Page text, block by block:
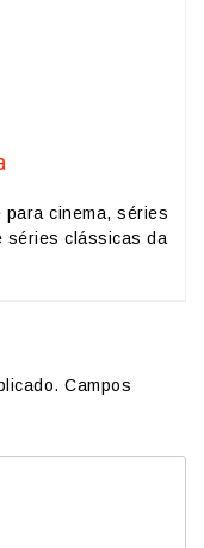
para cinema, séries
séries clássicas da
Campos